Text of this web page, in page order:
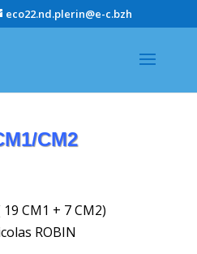
eco22.nd.plerin@e-c.bzh
CM2
CM1 + 7 CM2)
ROBIN